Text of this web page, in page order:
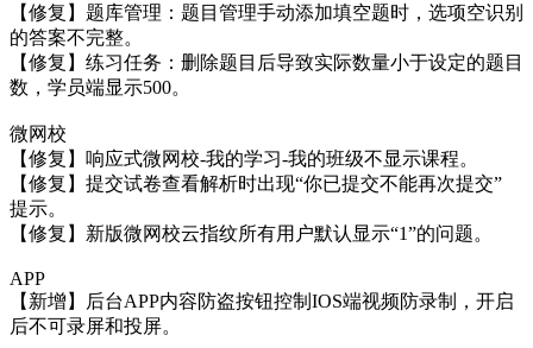
【修复】题库管理：题目管理手动添加填空题时，选项空识别
的答案不完整。
【修复】练习任务：删除题目后导致实际数量小于设定的题目
数，学员端显示500。
微网校
【修复】响应式微网校-我的学习-我的班级不显示课程。
【修复】提交试卷查看解析时出现“你已提交不能再次提交”
提示。
【修复】新版微网校云指纹所有用户默认显示“1”的问题。
APP
【新增】后台APP内容防盗按钮控制IOS端视频防录制，开启
后不可录屏和投屏。